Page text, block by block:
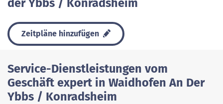
der Ybbs / Konradsheim
Zeitpläne hinzufügen
Service-Dienstleistungen vom
Geschäft expert in Waidhofen An Der
Ybbs / Konradsheim